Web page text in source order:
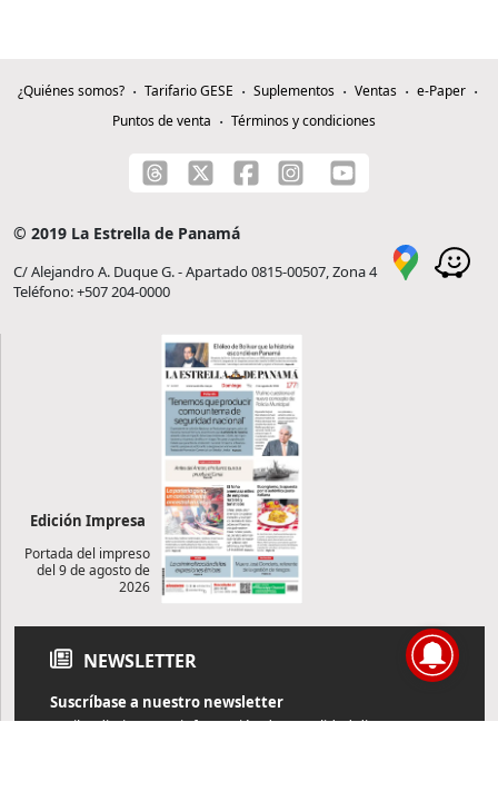
¿Quiénes somos? Tarifario GESE Suplementos Ventas
e-Paper
Puntos de venta
Términos y condiciones
© 2019 La Estrella de Panamá
C/ Alejandro A. Duque G. - Apartado 0815-00507, Zona 4
Teléfono: +507 204-0000
Edición Impresa
Portada del impreso
del 9 de agosto de
2026
NEWSLETTER
Suscríbase a nuestro newsletter
Reciba diariamente información de actualidad directamente en